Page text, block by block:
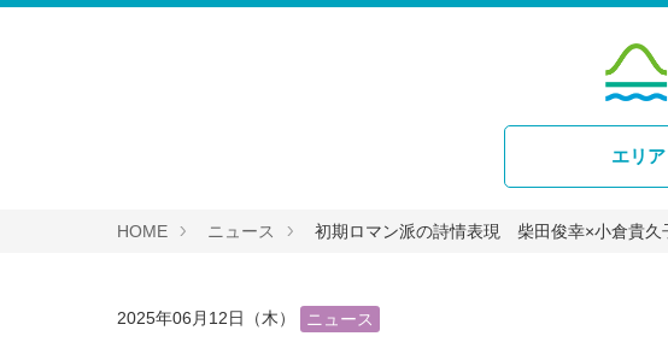
エリア
HOME ニュース 初期ロマン派の詩情表現 柴田俊幸×小倉貴
2025年06月12日（木） ニュース